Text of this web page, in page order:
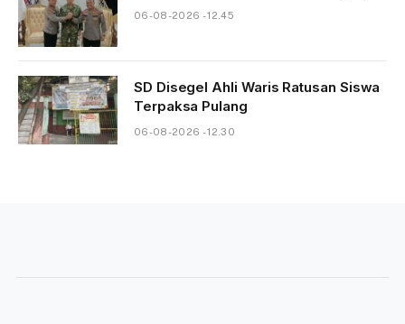
06-08-2026 - 12.45
SD Disegel Ahli Waris Ratusan Siswa
Terpaksa Pulang
06-08-2026 - 12.30